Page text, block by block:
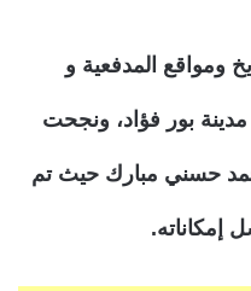
ومواقع المدفعية و
بور فؤاد، ونجحت
حسني مبارك حيث تم
إمكاناته.